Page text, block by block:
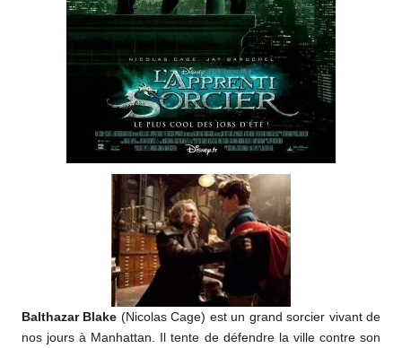
Balthazar Blake (Nicolas Cage) est un grand sorcier vivant de
nos jours à Manhattan. Il tente de défendre la ville contre son